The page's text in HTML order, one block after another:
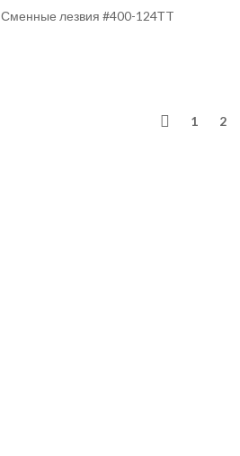
Сменные лезвия #400-124ТT
1 2